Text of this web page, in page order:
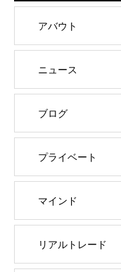
アバウト
ニュース
ブログ
プライベート
マインド
リアルトレード